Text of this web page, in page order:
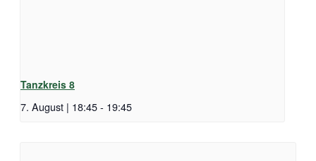
Tanzkreis 8
7. August | 18:45- 19:45